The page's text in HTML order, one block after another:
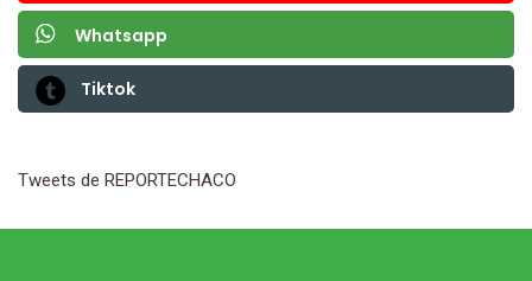
Whatsapp
Tiktok
Tweets de REPORTECHACO